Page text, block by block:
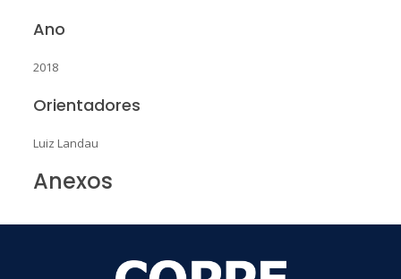
Ano
2018
Orientadores
Luiz Landau
Anexos